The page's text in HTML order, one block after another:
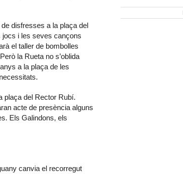
disfresses a la plaça del
jocs i les seves cançons
el taller de bombolles
la Rueta no s’oblida
a la plaça de les
plaça del Rector Rubí.
acte de presència alguns
Els Galindons, els
canvia el recorregut